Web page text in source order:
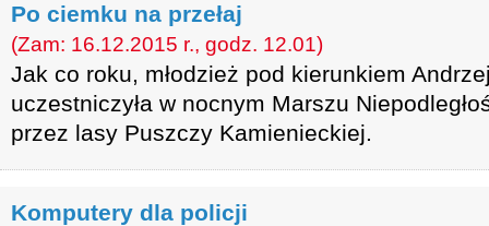
Po ciemku na przełaj
(Zam: 16.12.2015 r., godz. 12.01)
Jak co roku, młodzież pod kierunkiem
uczestniczyła w nocnym Marszu
przez lasy Puszczy Kamienieckiej.
Komputery dla policji